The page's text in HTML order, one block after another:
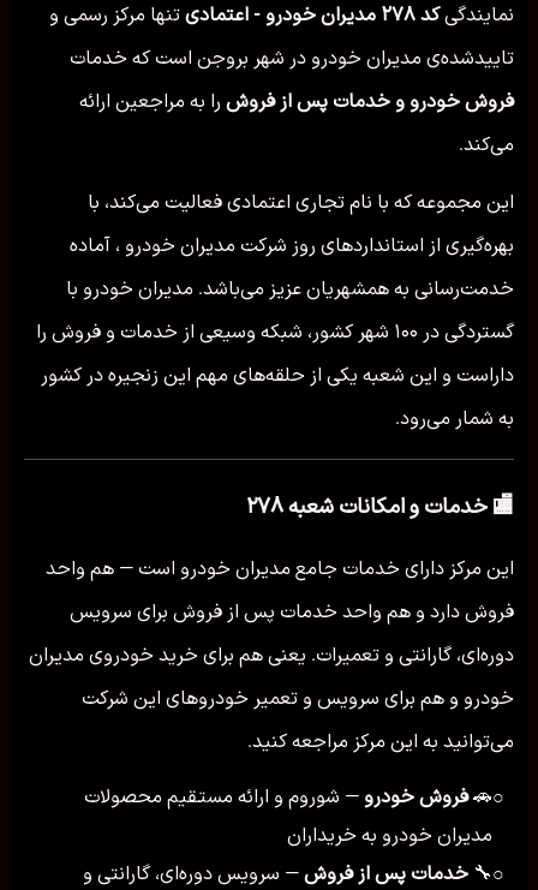
نمایندگیکد ۲۷۸ مدیران خودرو - اعتمادی
تنها مرکز رسمی و
تاییدشده‌ی مدیران خودرو در شهر بروجن است که خدمات
فروش خودرو و خدمات پس از فروش را به مراجعین ارائه
می‌کند.
این مجموعه که با نام تجاری اعتمادی فعالیت می‌کند، با
بهره‌گیری از استانداردهای روز شرکت مدیران خودرو ، آماده
خدمت‌رسانی به همشهریان عزیز می‌باشد. مدیران خودرو با
گستردگی در ۱۰۰ شهر کشور، شبکه وسیعی از خدمات و فروش را
داراست و این شعبه یکی از حلقه‌های مهم این زنجیره در کشور
به شمار می‌رود.
🏬 خدمات و امکانات شعبه ۲۷۸
این مرکز دارای خدمات جامع مدیران خودرو است — هم واحد
فروش دارد و هم واحد خدمات پس از فروش برای سرویس
دوره‌ای، گارانتی و تعمیرات. یعنی هم برای خرید خودروی مدیران
خودرو و هم برای سرویس و تعمیر خودروهای این شرکت
می‌توانید به این مرکز مراجعه کنید.
○
🚗فروش خودرو — شوروم و ارائه مستقیم محصولات
مدیران خودرو به خریداران
○
🔧 خدمات پس از فروش — سرویس دوره‌ای، گارانتی و